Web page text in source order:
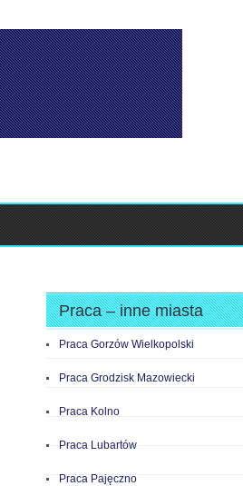
Praca – inne miasta
Praca Gorzów Wielkopolski
Praca Grodzisk Mazowiecki
Praca Kolno
Praca Lubartów
Praca Pajęczno